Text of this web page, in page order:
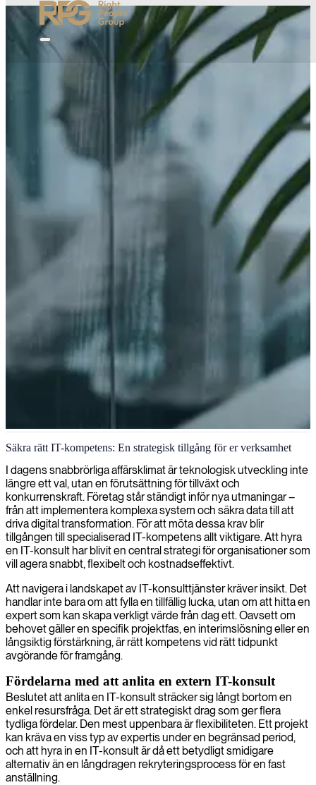
IT-konsulttjänster i London
Vi tillhandahåller expertkonsulter inom IT i London för att förstärka
dina tekniska möjligheter och driva affärsframgång genom
skräddarsydda lösningar.
Säkra rätt IT-kompetens: En strategisk tillgång för er verksamhet
I dagens snabbrörliga affärsklimat är teknologisk utveckling inte
längre ett val, utan en förutsättning för tillväxt och
konkurrenskraft. Företag står ständigt inför nya utmaningar –
från att implementera komplexa system och säkra data till att
driva digital transformation. För att möta dessa krav blir
tillgången till specialiserad IT-kompetens allt viktigare. Att hyra
en IT-konsult har blivit en central strategi för organisationer som
vill agera snabbt, flexibelt och kostnadseffektivt.
Att navigera i landskapet av IT-konsulttjänster kräver insikt. Det
handlar inte bara om att fylla en tillfällig lucka, utan om att hitta en
expert som kan skapa verkligt värde från dag ett. Oavsett om
behovet gäller en specifik projektfas, en interimslösning eller en
långsiktig förstärkning, är rätt kompetens vid rätt tidpunkt
avgörande för framgång.
Fördelarna med att anlita en extern IT-konsult
Beslutet att anlita en IT-konsult sträcker sig långt bortom en
enkel resursfråga. Det är ett strategiskt drag som ger flera
tydliga fördelar. Den mest uppenbara är flexibiliteten. Ett projekt
kan kräva en viss typ av expertis under en begränsad period,
och att hyra in en IT-konsult är då ett betydligt smidigare
alternativ än en långdragen rekryteringsprocess för en fast
anställning.